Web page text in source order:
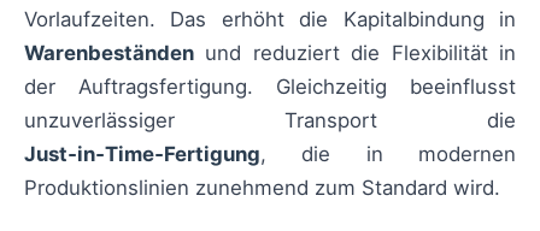
Vorlaufzeiten. Das erhöht die Kapitalbindung in
Warenbeständen und reduziert die Flexibilität in
der Auftragsfertigung. Gleichzeitig beeinflusst
unzuverlässiger Transport die
Just‑in‑Time‑Fertigung, die in modernen
Produktionslinien zunehmend zum Standard wird.